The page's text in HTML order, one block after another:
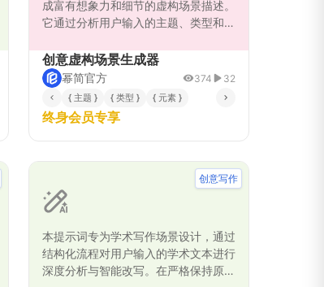
主题或风格 } { 目标作品类型 } { 期望的叙事基调 }
成富有想象力和细节的虚构场景描述。
它通过分析用户输入的主题、类型和特
步推理并构建独特的场景设定，适用于
故事创作、游戏设计、影视剧本等场
景。亮点包括：采用任务分步法确保逻
辑严密，链式思维法提升分析深度，输
出结构化且可定制的场景描述，避免模
性和吸引力。描述字数在150-200字
之间，确保全面覆盖功能优势。
创意虚构场景生成器
幂简官方 374 32
{ 主题 } { 类型 } { 元素 }
终身会员专享
本提示词专为学术写作场景设计，通过
结构化流程对用户输入的学术文本进行
深度分析与智能改写。在严格保持原文
创意写作